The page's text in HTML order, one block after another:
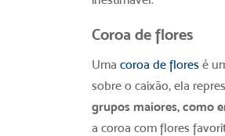
Coroa de flores
Uma coroa de flores é
sobre o caixão, ela
grupos maiores, como
a coroa com flores